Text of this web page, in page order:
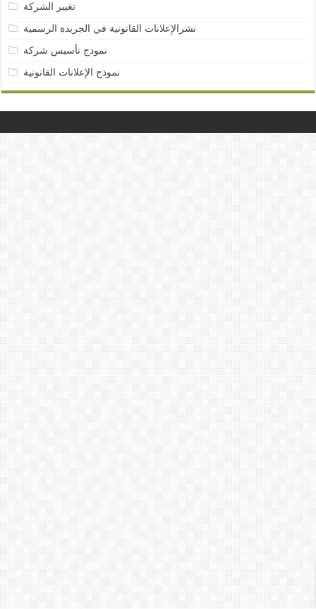
تغيير الشركة
نشرالإعلانات القانونية في الجريدة الرسمية
نمودج تأسيس شركة
نموذج الإعلانات القانونية